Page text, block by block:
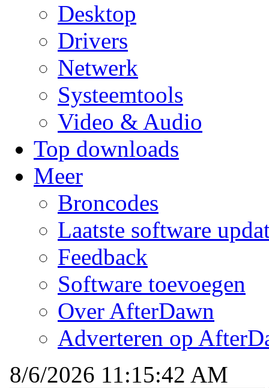
Desktop
Drivers
Netwerk
Systeemtools
Video & Audio
Top downloads
Meer
Broncodes
Laatste software
Feedback
Software toevoegen
Over AfterDawn
Adverteren op
8/6/2026 11:15:42 AM